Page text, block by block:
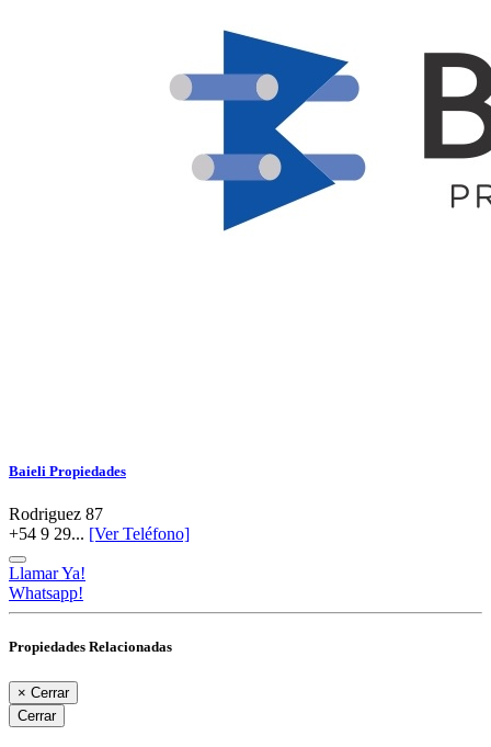
Baieli Propiedades
Rodriguez 87
+54 9 29... [Ver Teléfono]
Llamar Ya!
Whatsapp!
Propiedades Relacionadas
× Cerrar
Cerrar